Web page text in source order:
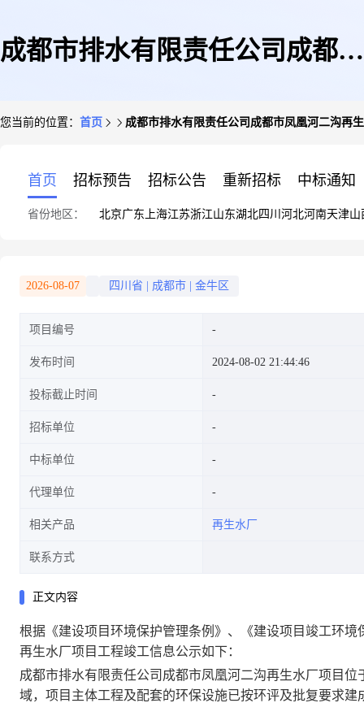
成都市排水有限责任公司成都市
您当前的位置： 首页 成都市排水有限责任公司成都市凤凰河二沟再
首页 招标预告 招标公告 重新招标 中标通知
省份地区： 北京广东 上海江苏浙江山东湖北四川 河北河南天津山
2026-08-07 四川省 成都市 金牛区
项目编号
发布时间 2024-08-02 21:44:46
投标截止时间
招标单位
中标单位
代理单位
相关产品 再生水厂
联系方式
正文内容
根据《建设项目环境保护管理条例》、《建设项目竣工环
再生水厂项目工程竣工信息公示如下：
成都市排水有限责任公司成都市凤凰河二沟再生水厂项目
域，项目主体工程及配套的环保设施已按环评及批复要求